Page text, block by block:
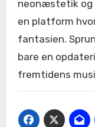
neonæstetik og
en platform
fantasien.
bare en
fremtidens